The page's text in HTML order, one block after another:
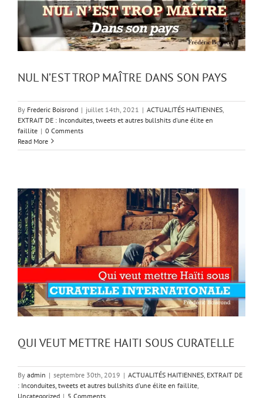
NUL N’EST TROP MAÎTRE DANS SON PAYS
By Frederic Boisrond | juillet 14th, 2021 | ACTUALITÉS HAITIENNES
EXTRAIT DE : Inconduites, tweets et autres bullshits d'une élite en
faillite | 0 Comments
Read More
QUI VEUT METTRE HAITI SOUS CURATELLE
By admin | septembre 30th, 2019 | ACTUALITÉS HAITIENNES, EXTRAIT DE
: Inconduites, tweets et autres bullshits d'une élite en faillite,
Uncategorized | 5 Comments